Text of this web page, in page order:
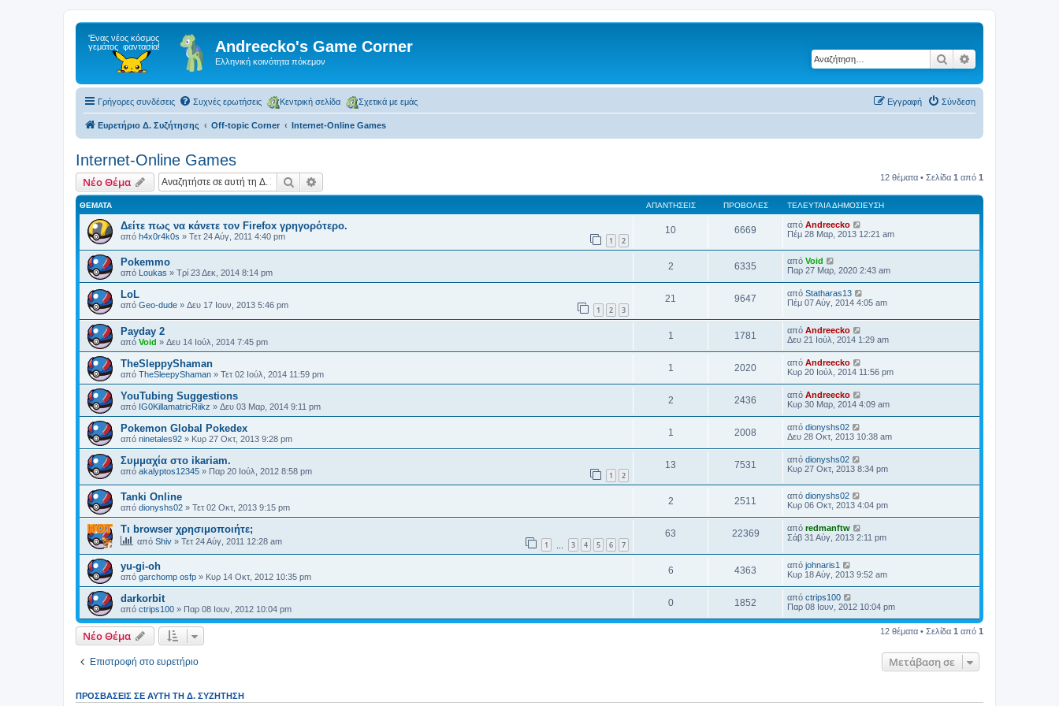
Andreecko's Game Corner
Ελληνική κοινότητα πόκεμον Αναζήτηση
Γρήγορες συνδέσεις Συχνές ερωτήσεις Κεντρική σελίδα Σχετικά με εμάς Σύνδεση
Εγγραφή
Ευρετήριο Δ. Συζήτησης Off-topic Corner Internet-Online Games
Internet-Online Games
Νέο Θέμα Αναζήτηση 12 θέματα • Σελίδα 1 από 1
ΘΈΜΑΤΑ ΑΠΑΝΤΉΣΕΙΣ ΠΡΟΒΟΛΈΣ ΤΕΛΕΥΤΑΊΑ ΔΗΜΟΣΊΕΥΣΗ
Δείτε πως να κάνετε τον Firefox γρηγορότερο.
από h4x0r4k0s » Τετ 24 Αύγ, 2011 4:40 pm 1 2
10 6669 από Andreecko
Πέμ 28 Μαρ, 2013 12:21 am
Pokemmo
από Loukas » Τρί 23 Δεκ, 2014 8:14 pm
2 6335 από Void
Παρ 27 Μαρ, 2020 2:43 am
LoL
από Geo-dude » Δευ 17 Ιουν, 2013 5:46 pm 1 2 3
21 9647 από Statharas13
Πέμ 07 Αύγ, 2014 4:05 am
Payday 2
από Void » Δευ 14 Ιούλ, 2014 7:45 pm
1 1781 από Andreecko
Δευ 21 Ιούλ, 2014 1:29 am
TheSleppyShaman
από TheSleepyShaman » Τετ 02 Ιούλ, 2014 11:59 pm
1 2020 από Andreecko
Κυρ 20 Ιούλ, 2014 11:56 pm
YouTubing Suggestions
από IG0KillamatricRiikz » Δευ 03 Μαρ, 2014 9:11 pm
2 2436 από Andreecko
Κυρ 30 Μαρ, 2014 4:09 am
Pokemon Global Pokedex
από ninetales92 » Κυρ 27 Οκτ, 2013 9:28 pm
1 2008 από dionyshs02
Δευ 28 Οκτ, 2013 10:38 am
Συμμαχία στο ikariam.
από akalyptos12345 » Παρ 20 Ιούλ, 2012 8:58 pm 1 2
13 7531 από dionyshs02
Κυρ 27 Οκτ, 2013 8:34 pm
Tanki Online
από dionyshs02 » Τετ 02 Οκτ, 2013 9:15 pm
2 2511 από dionyshs02
Κυρ 06 Οκτ, 2013 4:04 pm
Τι browser χρησιμοποιήτε;
από Shiv » Τετ 24 Αύγ, 2011 12:28 am 1 3 4 5 6 7
63 22369 από redmanftw
Σάβ 31 Αύγ, 2013 2:11 pm
yu-gi-oh
από garchomp osfp » Κυρ 14 Οκτ, 2012 10:35 pm
6 4363 από johnaris1
Κυρ 18 Αύγ, 2013 9:52 am
darkorbit
από ctrips100 » Παρ 08 Ιουν, 2012 10:04 pm
0 1852 από ctrips100
Παρ 08 Ιουν, 2012 10:04 pm
Νέο Θέμα 12 θέματα • Σελίδα 1 από 1
Επιστροφή στο ευρετήριο Μετάβαση σε
ΠΡΟΣΒΆΣΕΙΣ ΣΕ ΑΥΤΉ ΤΗ Δ. ΣΥΖΉΤΗΣΗ